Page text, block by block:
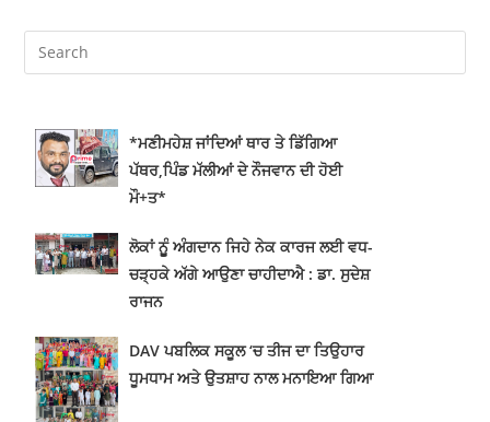
*ਮਣੀਮਹੇਸ਼ ਜਾਂਦਿਆਂ ਥਾਰ ਤੇ ਡਿੱਗਿਆ
ਪੱਥਰ,ਪਿੰਡ ਮੱਲੀਆਂ ਦੇ ਨੌਜਵਾਨ ਦੀ ਹੋਈ
ਮੌ+ਤ*
ਲੋਕਾਂ ਨੂੂੰ ਅੰਗਦਾਨ ਜਿਹੇ ਨੇਕ ਕਾਰਜ ਲਈ ਵਧ-
ਚੜ੍ਹਕੇ ਅੱਗੇ ਆਉਣਾ ਚਾਹੀਦਾਐ : ਡਾ. ਸੁਦੇਸ਼
ਰਾਜਨ
DAV ਪਬਲਿਕ ਸਕੂਲ ‘ਚ ਤੀਜ ਦਾ ਤਿਉਹਾਰ
ਧੂਮਧਾਮ ਅਤੇ ਉਤਸ਼ਾਹ ਨਾਲ ਮਨਾਇਆ ਗਿਆ